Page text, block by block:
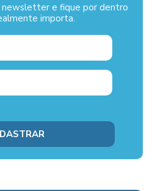
newsletter e fique por dentro
importa.